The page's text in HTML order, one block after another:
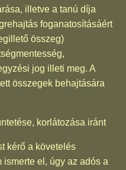
illetve a tanú díja
foganatosításáért
összeg)
jog illeti meg. A
összegek behajtására
korlátozása iránt
kérő a követelés
el, úgy az adós a